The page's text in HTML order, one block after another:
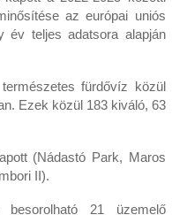
az európai uniós
év teljes adatsora alapján
fürdővíz közül
Ezek közül 183 kiváló, 63
(Nádastó Park, Maros
II).
21 üzemelő